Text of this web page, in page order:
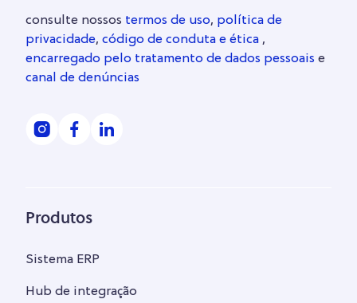
consulte nossos termos de uso, política de
privacidade, código de conduta e ética ,
encarregado pelo tratamento de dados pessoais e
canal de denúncias
Produtos
Sistema ERP
Hub de integração